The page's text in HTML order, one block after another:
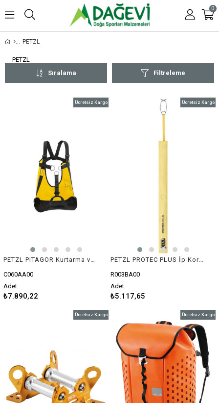
0
PETZL
PETZL
Filtreleme
Sıralama
C060AA00
Adet
₺7.890,22
Ücretsiz Kargo
R003BA00
Adet
₺5.117,65
Ücretsiz Kargo
Ücretsiz Kargo Ücretsiz Kargo